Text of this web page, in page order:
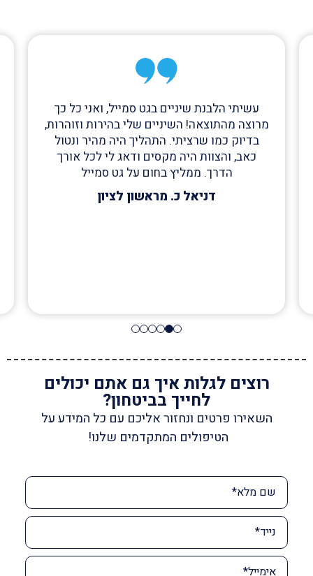
דניאל כ. מראשון לציון
עשיתי הלבנת שיניים בגט סמייל, ואני כל כך
מרוצה מהתוצאה! השיניים שלי בהירות וזוהרות,
בדיוק כמו שרציתי. התהליך היה מהיר ונטול
כאב, והצוות היה מקסים ודאג לי לכל אורך
הדרך. ממליץ בחום על גט סמייל
רוצים לגלות איך גם אתם יכולים
לחייך בביטחון?
השאירו פרטים ונחזור אליכם עם כל המידע על
הטיפולים המתקדמים שלנו!